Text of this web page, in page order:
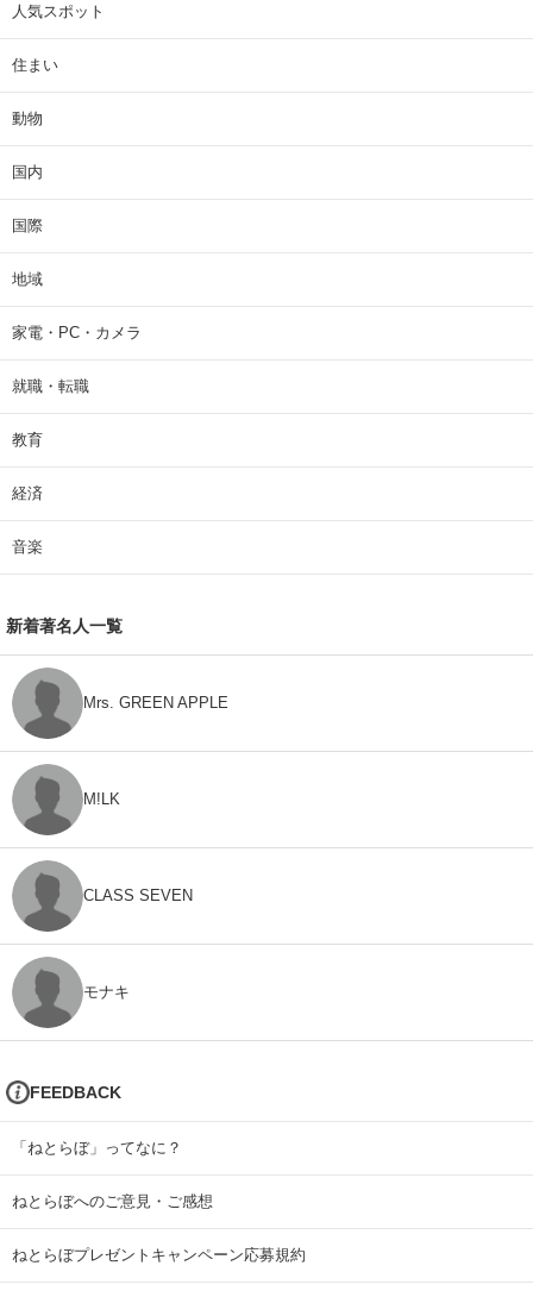
人気スポット
住まい
動物
国内
国際
地域
家電・PC・カメラ
就職・転職
教育
経済
音楽
新着著名人一覧
Mrs. GREEN APPLE
M!LK
CLASS SEVEN
モナキ
FEEDBACK
「ねとらぼ」ってなに？
ねとらぼへのご意見・ご感想
ねとらぼプレゼントキャンペーン応募規約